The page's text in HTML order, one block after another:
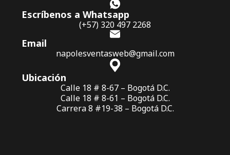
Escríbenos a Whatsapp
(+57) 320 497 2268
Email
napolesventasweb@gmail.com
Ubicación
Calle 18 # 8-67 – Bogotá D.C.
Calle 18 # 8-61 – Bogotá D.C.
Carrera 8 #19-38 – Bogotá D.C.